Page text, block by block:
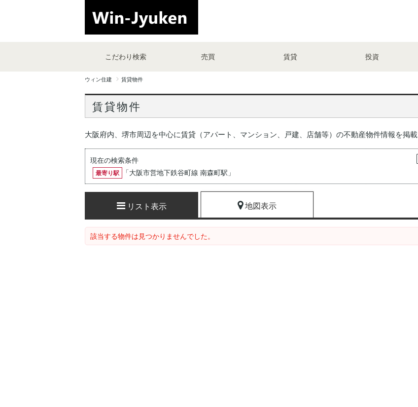
こだわり検索 売買 賃貸 投資
ウィン住建 賃貸物件
賃貸物件
大阪府内、堺市周辺を中心に賃貸（アパート、マンション、戸建、店舗等）の不動産物件情報を掲載
現在の検索条件
最寄り駅
「大阪市営地下鉄谷町線 南森町駅 」
リスト表示 地図表示
該当する物件は見つかりませんでした。